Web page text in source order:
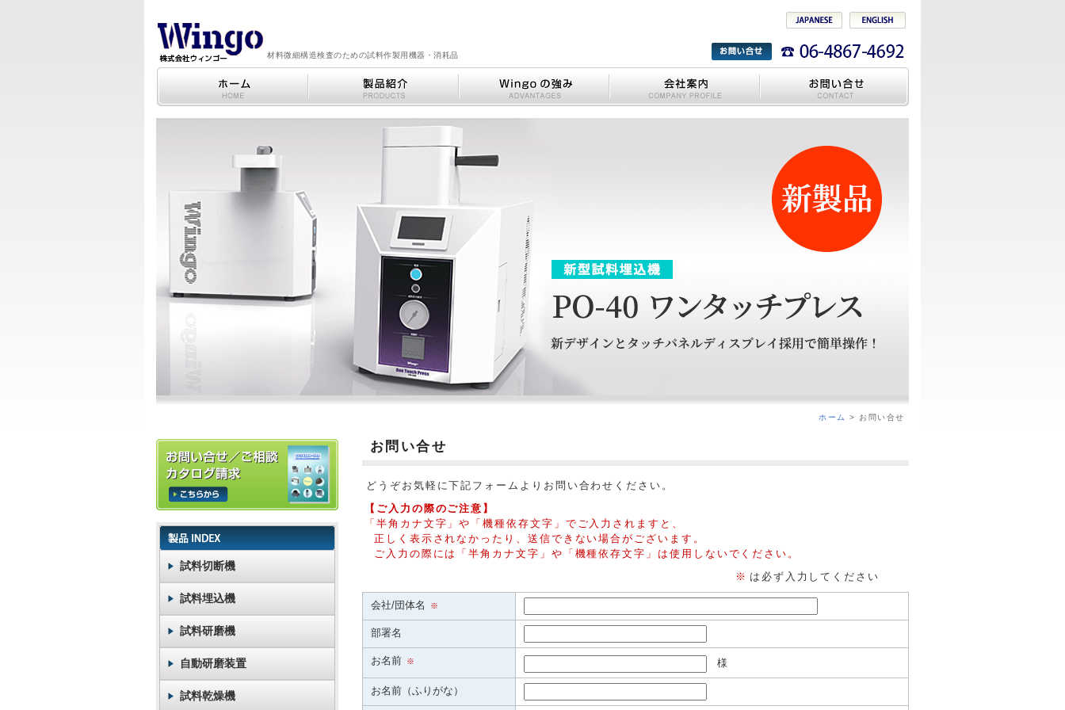
材料微細構造検査のための試料作製用機器・消耗品
ホーム > お問い合せ
お問い合せ
どうぞお気軽に下記フォームよりお問い合わせください。
【ご入力の際のご注意】
「半角カナ文字」や「機種依存文字」でご入力されますと、
正しく表示されなかったり、送信できない場合がございます。
ご入力の際には「半角カナ文字」や「機種依存文字」は使用しないでください。
※ は必ず入力してください
会社/団体名 ※
部署名
お名前 ※ 様
お名前（ふりがな）
試料切断機
試料埋込機
試料研磨機
自動研磨装置
試料乾燥機